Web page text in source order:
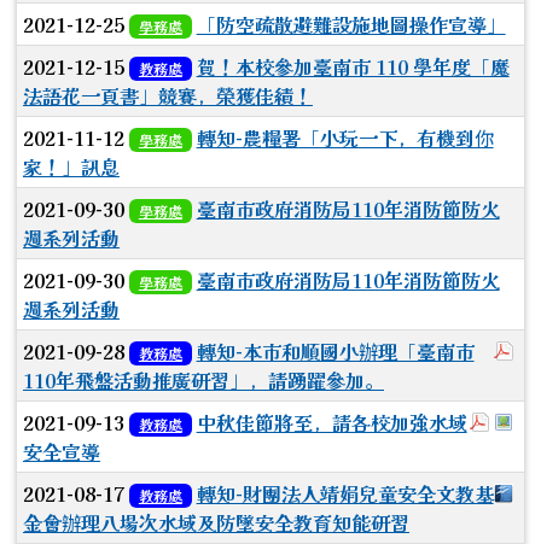
2021-12-25
學務處
「防空疏散避難設施地圖操作宣導」
2021-12-15
教務處
賀！本校參加臺南市 110 學年度「魔
法語花一頁書」競賽，榮獲佳績！
2021-11-12
學務處
轉知-農糧署「小玩一下，有機到你
家！」訊息
2021-09-30
學務處
臺南市政府消防局110年消防節防火
週系列活動
2021-09-30
學務處
臺南市政府消防局110年消防節防火
週系列活動
2021-09-28 教務處
轉知-本市和順國小辦理「臺南市
110年飛盤活動推廣研習」，請踴躍參加。
於彈
2021-09-13 教務處
中秋佳節將至，請各校加強水域
安全宣導
2021-08-17 教務處
轉知-財團法人靖娟兒童安全文教基
金會辦理八場次水域及防墜安全教育知能研習